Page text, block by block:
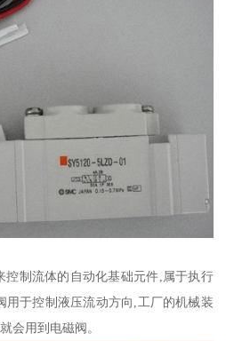
控制流体的自动化基础元件,属于执行
用于控制液压流动方向,工厂的机械装
会用到电磁阀。